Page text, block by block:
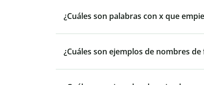
¿Cuáles son palabras con x que
¿Cuáles son ejemplos de nombres